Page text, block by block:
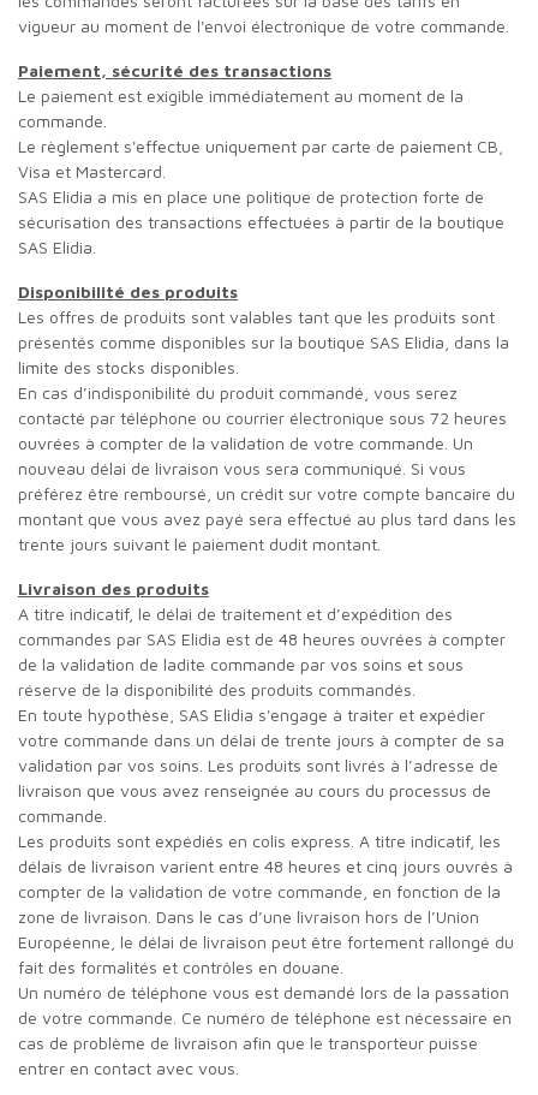
vigueur au moment de l'envoi électronique de votre commande.
Paiement, sécurité des transactions
Le paiement est exigible immédiatement au moment de la
commande.
Le règlement s'effectue uniquement par carte de paiement CB,
Visa et Mastercard.
SAS Elidia a mis en place une politique de protection forte de
sécurisation des transactions effectuées à partir de la boutique
SAS Elidia.
Disponibilité des produits
Les offres de produits sont valables tant que les produits sont
présentés comme disponibles sur la boutique SAS Elidia, dans la
limite des stocks disponibles.
En cas d’indisponibilité du produit commandé, vous serez
contacté par téléphone ou courrier électronique sous 72 heures
ouvrées à compter de la validation de votre commande. Un
nouveau délai de livraison vous sera communiqué. Si vous
préférez être remboursé, un crédit sur votre compte bancaire du
montant que vous avez payé sera effectué au plus tard dans les
trente jours suivant le paiement dudit montant.
Livraison des produits
A titre indicatif, le délai de traitement et d’expédition des
commandes par SAS Elidia est de 48 heures ouvrées à compter
de la validation de ladite commande par vos soins et sous
réserve de la disponibilité des produits commandés.
En toute hypothèse, SAS Elidia s'engage à traiter et expédier
votre commande dans un délai de trente jours à compter de sa
validation par vos soins. Les produits sont livrés à l’adresse de
livraison que vous avez renseignée au cours du processus de
commande.
Les produits sont expédiés en colis express. A titre indicatif, les
délais de livraison varient entre 48 heures et cinq jours ouvrés à
compter de la validation de votre commande, en fonction de la
zone de livraison. Dans le cas d’une livraison hors de l’Union
Européenne, le délai de livraison peut être fortement rallongé du
fait des formalités et contrôles en douane.
Un numéro de téléphone vous est demandé lors de la passation
de votre commande. Ce numéro de téléphone est nécessaire en
cas de problème de livraison afin que le transporteur puisse
entrer en contact avec vous.